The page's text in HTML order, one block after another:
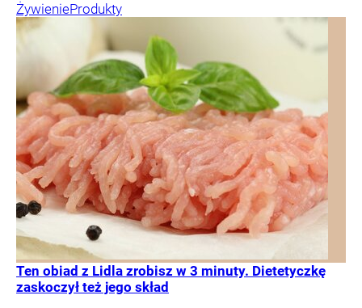
ŻywienieProdukty
Ten obiad z Lidla zrobisz w 3 minuty. Dietetyczkę
zaskoczył też jego skład